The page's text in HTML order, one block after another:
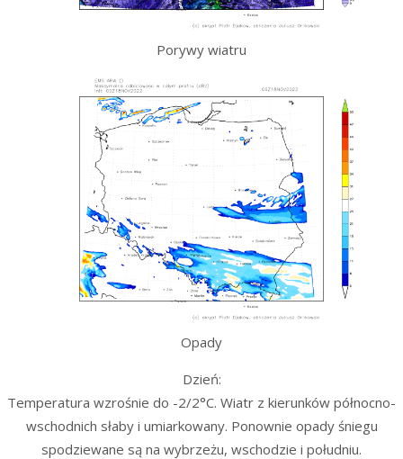
Porywy wiatru
Opady
Dzień:
Temperatura wzrośnie do -2/2°C. Wiatr z kierunków północno-
wschodnich słaby i umiarkowany. Ponownie opady śniegu
spodziewane są na wybrzeżu, wschodzie i południu.